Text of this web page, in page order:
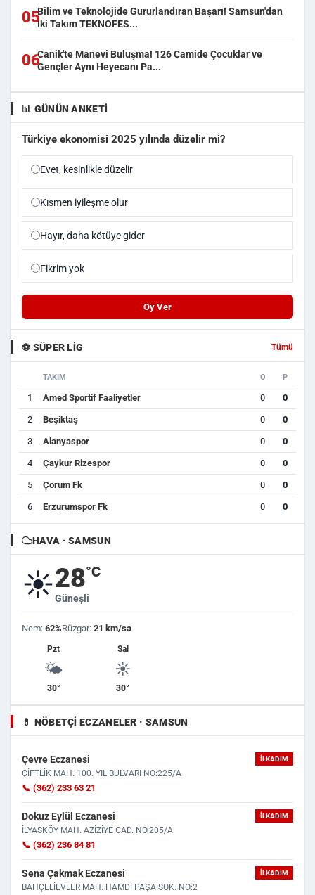
05Bilim ve Teknolojide Gururlandıran Başarı! Samsun'dan
İki Takım TEKNOFES...
06Canik'te Manevi Buluşma! 126 Camide Çocuklar ve
Gençler Aynı Heyecanı Pa...
📊 GÜNÜN ANKETI
Türkiye ekonomisi 2025 yılında düzelir mi?
Evet, kesinlikle düzelir
Kısmen iyileşme olur
Hayır, daha kötüye gider
Fikrim yok
Oy Ver
⚽ SÜPER LIG Tümü
TAKIM O P
1 Amed Sportif Faaliyetler 0 0
2 Beşiktaş 0 0
3 Alanyaspor 0 0
4 Çaykur Rizespor 0 0
5 Çorum Fk 0 0
6 Erzurumspor Fk 0 0
HAVA · SAMSUN
☀️28°C
Güneşli
Nem: 62%Rüzgar: 21 km/sa
Pzt
🌤️
30°
Sal
☀️
30°
💊 NÖBETÇI ECZANELER · SAMSUN
Çevre Eczanesi İLKADIM
ÇİFTLİK MAH. 100. YIL BULVARI NO:225/A
📞 (362) 233 63 21
Dokuz Eylül Eczanesi İLKADIM
İLYASKÖY MAH. AZİZİYE CAD. NO.205/A
📞 (362) 236 84 81
Sena Çakmak Eczanesi İLKADIM
BAHÇELİEVLER MAH. HAMDİ PAŞA SOK. NO:2